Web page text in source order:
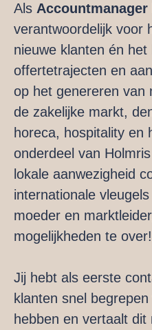
Als Accountmanager
verantwoordelijk voor
nieuwe klanten én het
offertetrajecten en
op het genereren van
de zakelijke markt,
horeca, hospitality en
onderdeel van
lokale aanwezigheid
internationale
moeder en
mogelijkheden te over!
Jij hebt als eerste
klanten snel
hebben en vertaalt dit